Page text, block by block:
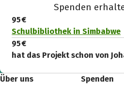
Spenden
95 €
Schulbibliothek in Simbabwe
95 €
hat das Projekt schon von
Über uns
Spenden